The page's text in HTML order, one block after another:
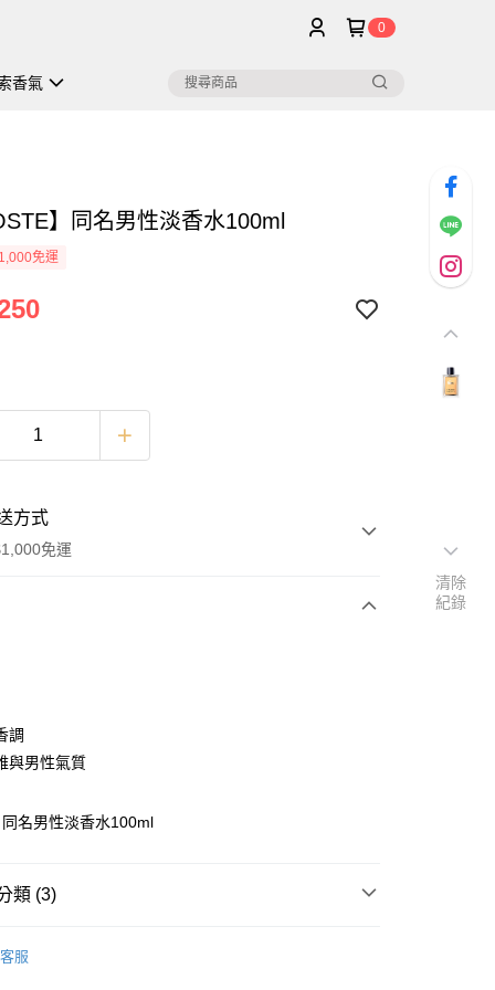
0
香氣
】同名男性淡香水100ml
免運
方式
免運
款
貨
滿NT$1,000(含以上)免運費
，滿NT$1,000(含以上)免運費
，滿NT$1,000(含以上)免運費
調
與男性氣質
名男性淡香水100ml
類 (3)
客服
清除
紀錄